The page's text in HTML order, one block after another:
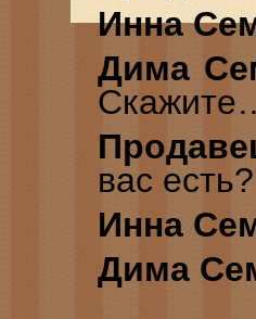
Инна
Дима
вас есть?
Инна
Дима